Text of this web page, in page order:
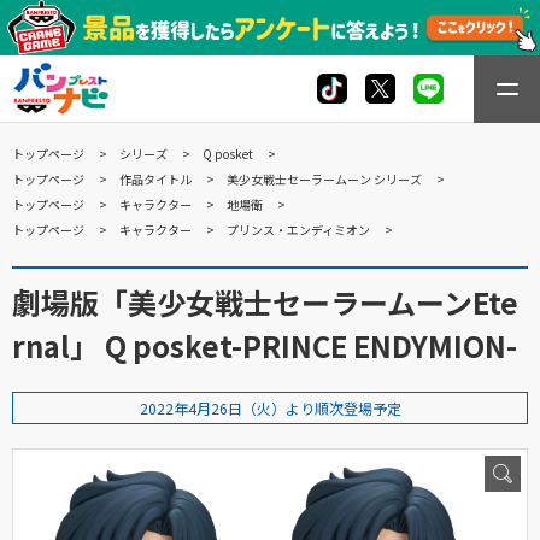
トップページ シリーズ
Q posket
トップページ
作品タイトル
美少女戦士セーラームーン シリーズ
トップページ
キャラクター
地場衛
トップページ
キャラクター プリンス・エンディミオン
劇場版「美少女戦士セーラームーンEte
rnal」 Q posket-PRINCE ENDYMION-
2022年4月26日（火）より順次登場予定